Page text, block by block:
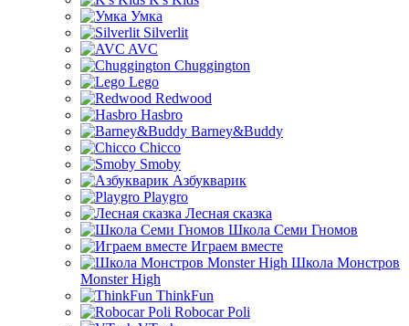
Умка
Silverlit
AVC
Chuggington
Lego
Redwood
Hasbro
Barney&Buddy
Chicco
Smoby
Азбукварик
Playgro
Лесная сказка
Школа Семи Гномов
Играем вместе
Школа Монстров
Monster High
ThinkFun
Robocar Poli